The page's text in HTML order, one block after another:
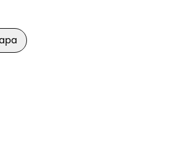
widok mapy